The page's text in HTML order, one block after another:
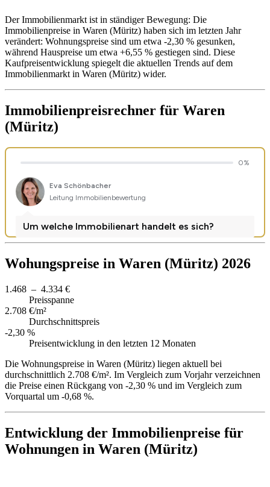
Der Immobilienmarkt ist in ständiger Bewegung: Die
Immobilienpreise in Waren (Müritz) haben sich im letzten Jahr
verändert: Wohnungspreise sind um etwa -2,30 % gesunken,
während Hauspreise um etwa +6,55 % gestiegen sind. Diese
Kaufpreisentwicklung spiegelt die aktuellen Trends auf dem
Immobilienmarkt in Waren (Müritz) wider.
Immobilienpreisrechner für Waren
(Müritz)
Wohungspreise in Waren (Müritz) 2026
1.468 – 4.334 €
Preisspanne
2.708 €/m²
Durchschnittspreis
-2,30 %
Preisentwicklung in den letzten 12 Monaten
Die Wohnungspreise in Waren (Müritz) liegen aktuell bei
durchschnittlich 2.708 €/m². Im Vergleich zum Vorjahr verzeichnen
die Preise einen Rückgang von -2,30 % und im Vergleich zum
Vorquartal um -0,68 %.
Entwicklung der Immobilienpreise für
Wohnungen in Waren (Müritz)